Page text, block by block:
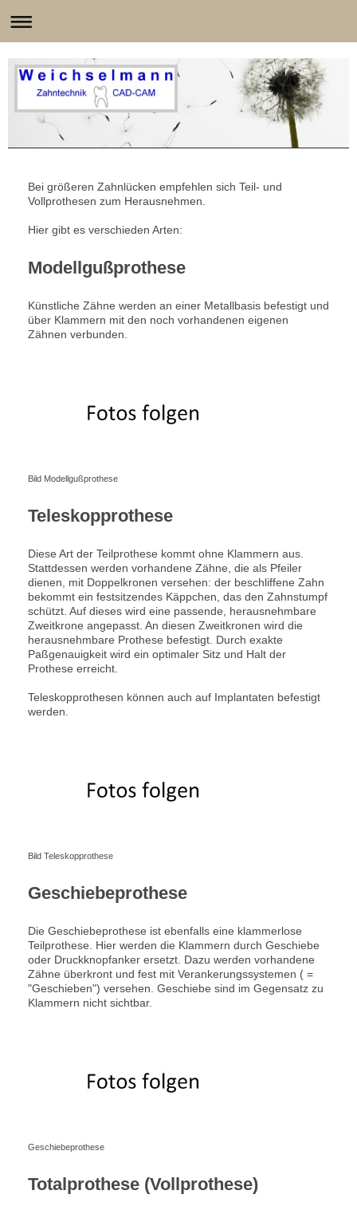
Bei größeren Zahnlücken empfehlen sich Teil- und
Vollprothesen zum Herausnehmen.
Hier gibt es verschieden Arten:
Modellgußprothese
Künstliche Zähne werden an einer Metallbasis befestigt und
über Klammern mit den noch vorhandenen eigenen
Zähnen verbunden.
Bild Modellgußprothese
Teleskopprothese
Diese Art der Teilprothese kommt ohne Klammern aus.
Stattdessen werden vorhandene Zähne, die als Pfeiler
dienen, mit Doppelkronen versehen: der beschliffene Zahn
bekommt ein festsitzendes Käppchen, das den Zahnstumpf
schützt. Auf dieses wird eine passende, herausnehmbare
Zweitkrone angepasst. An diesen Zweitkronen wird die
herausnehmbare Prothese befestigt. Durch exakte
Paßgenauigkeit wird ein optimaler Sitz und Halt der
Prothese erreicht.
Teleskopprothesen können auch auf Implantaten befestigt
werden.
Bild Teleskopprothese
Geschiebeprothese
Die Geschiebeprothese ist ebenfalls eine klammerlose
Teilprothese. Hier werden die Klammern durch Geschiebe
oder Druckknopfanker ersetzt. Dazu werden vorhandene
Zähne überkront und fest mit Verankerungssystemen ( =
"Geschieben") versehen. Geschiebe sind im Gegensatz zu
Klammern nicht sichtbar.
Geschiebeprothese
Totalprothese (Vollprothese)